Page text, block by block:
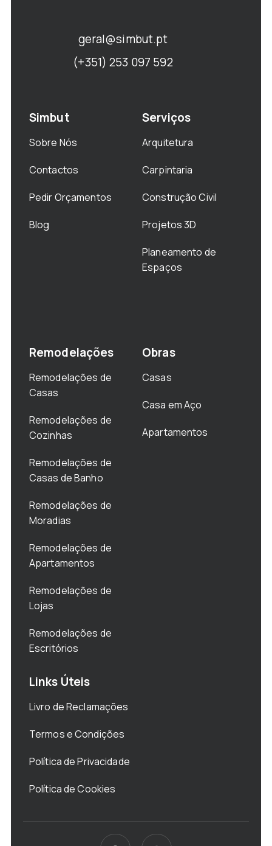
geral@simbut.pt
(+351) 253 097 592
Simbut
Sobre Nós
Contactos
Pedir Orçamentos
Blog
Serviços
Arquitetura
Carpintaria
Construção Civil
Projetos 3D
Planeamento de
Espaços
Remodelações
Remodelações de
Casas
Remodelações de
Cozinhas
Remodelações de
Casas de Banho
Remodelações de
Moradias
Remodelações de
Apartamentos
Remodelações de
Lojas
Remodelações de
Escritórios
Obras
Casas
Casa em Aço
Apartamentos
Links Úteis
Livro de Reclamações
Termos e Condições
Política de Privacidade
Política de Cookies